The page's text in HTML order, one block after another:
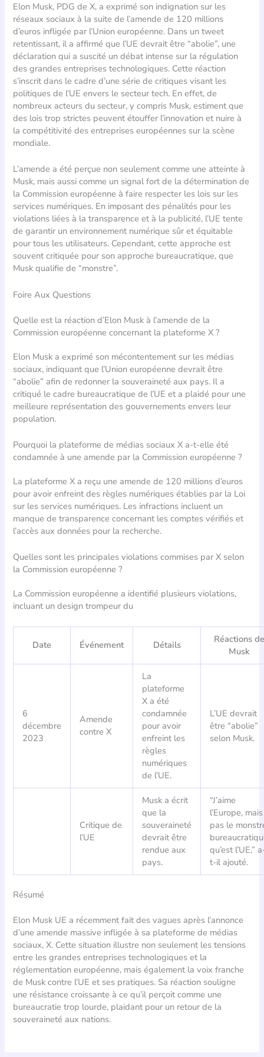
Elon Musk, PDG de X, a exprimé son indignation sur les
réseaux sociaux à la suite de l’amende de 120 millions
d’euros infligée par l’Union européenne. Dans un tweet
retentissant, il a affirmé que l’UE devrait être “abolie”, une
déclaration qui a suscité un débat intense sur la régulation
des grandes entreprises technologiques. Cette réaction
s’inscrit dans le cadre d’une série de critiques visant les
politiques de l’UE envers le secteur tech. En effet, de
nombreux acteurs du secteur, y compris Musk, estiment que
des lois trop strictes peuvent étouffer l’innovation et nuire à
la compétitivité des entreprises européennes sur la scène
mondiale.
L’amende a été perçue non seulement comme une atteinte à
Musk, mais aussi comme un signal fort de la détermination de
la Commission européenne à faire respecter les lois sur les
services numériques. En imposant des pénalités pour les
violations liées à la transparence et à la publicité, l’UE tente
de garantir un environnement numérique sûr et équitable
pour tous les utilisateurs. Cependant, cette approche est
souvent critiquée pour son approche bureaucratique, que
Musk qualifie de “monstre”.
Foire Aux Questions
Quelle est la réaction d’Elon Musk à l’amende de la
Commission européenne concernant la plateforme X ?
Elon Musk a exprimé son mécontentement sur les médias
sociaux, indiquant que l’Union européenne devrait être
“abolie” afin de redonner la souveraineté aux pays. Il a
critiqué le cadre bureaucratique de l’UE et a plaidé pour une
meilleure représentation des gouvernements envers leur
population.
Pourquoi la plateforme de médias sociaux X a-t-elle été
condamnée à une amende par la Commission européenne ?
La plateforme X a reçu une amende de 120 millions d’euros
pour avoir enfreint des règles numériques établies par la Loi
sur les services numériques. Les infractions incluent un
manque de transparence concernant les comptes vérifiés et
l’accès aux données pour la recherche.
Quelles sont les principales violations commises par X selon
la Commission européenne ?
La Commission européenne a identifié plusieurs violations,
incluant un design trompeur du
Date Événement Détails
Réactions de
Musk
6
décembre
2023
Amende
contre X
La
plateforme
X a été
condamnée
pour avoir
enfreint les
règles
numériques
de l’UE.
L’UE devrait
être “abolie”
selon Musk.
Critique de
l’UE
Musk a écrit
que la
souveraineté
devrait être
rendue aux
pays.
“J’aime
l’Europe, mais
pas le
qu’est l’UE,”
t-il ajouté.
Résumé
Elon Musk UE a récemment fait des vagues après l’annonce
d’une amende massive infligée à sa plateforme de médias
sociaux, X. Cette situation illustre non seulement les tensions
entre les grandes entreprises technologiques et la
réglementation européenne, mais également la voix franche
de Musk contre l’UE et ses pratiques. Sa réaction souligne
une résistance croissante à ce qu’il perçoit comme une
bureaucratie trop lourde, plaidant pour un retour de la
souveraineté aux nations.